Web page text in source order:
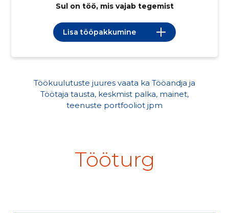
Sul on töö, mis vajab tegemist
Lisa tööpakkumine
Töökuulutuste juures vaata ka Tööandja ja
Töötaja tausta, keskmist palka, mainet,
teenuste portfooliot jpm
Tööturg